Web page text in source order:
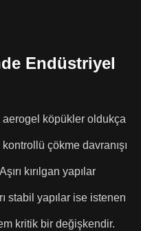
Endüstriyel
aerogel köpükler oldukça
çökme davranışı
kırılgan yapılar
stabil yapılar ise istenen
kritik bir değişkendir.